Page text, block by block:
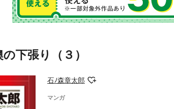
下張り（３）
石ﾉ森章太郎
マンガ